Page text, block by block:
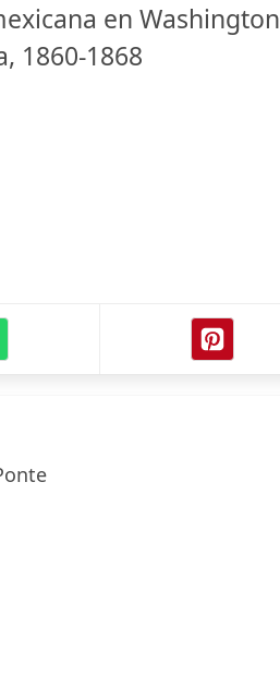
en Washington
1860-1868